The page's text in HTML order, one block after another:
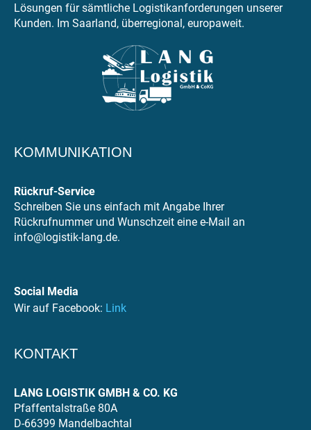
Lösungen für sämtliche Logistikanforderungen unserer
Kunden. Im Saarland, überregional, europaweit.
KOMMUNIKATION
Rückruf-Service
Schreiben Sie uns einfach mit Angabe Ihrer
Rückrufnummer und Wunschzeit eine e-Mail an
info@logistik-lang.de.
Social Media
Wir auf Facebook: Link
KONTAKT
LANG LOGISTIK GMBH & CO. KG
Pfaffentalstraße 80A
D-66399 Mandelbachtal